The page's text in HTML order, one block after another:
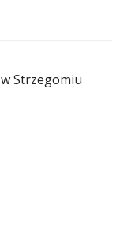
Strzegomiu